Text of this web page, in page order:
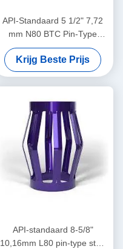
API-Standaard 5 1/2" 7,72
mm N80 BTC Pin-Type
Centralizer voor het
Beperken van de
Verplaatsing van Casing
Centralizers in Olie & Gas
Operaties
Krijg Beste Prijs
API-standaard 8-5/8"
10,16mm L80 pin-type stop